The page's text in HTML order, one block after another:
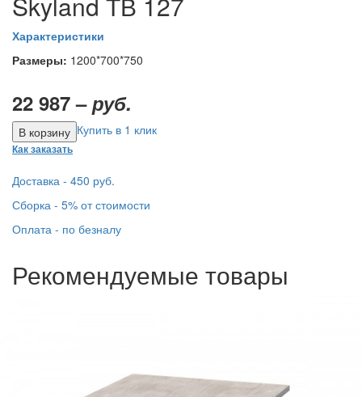
Характеристики
Размеры: 1200*700*750
22 987 –руб.
Купить в 1 клик
Как заказать
Доставка - 450 руб.
Сборка - 5% от стоимости
Оплата - по безналу
Рекомендуемые товары